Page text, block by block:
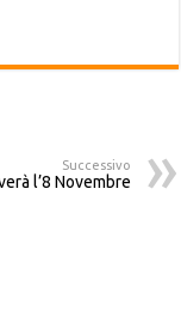
Successivo
l’8 Novembre